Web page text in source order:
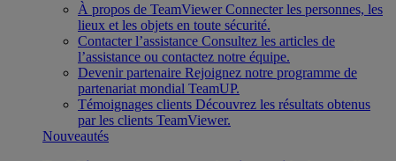
À propos de TeamViewer Connecter les personnes, les
lieux et les objets en toute sécurité.
Contacter l’assistance Consultez les articles de
l’assistance ou contactez notre équipe.
Devenir partenaire Rejoignez notre programme de
partenariat mondial TeamUP.
Témoignages clients Découvrez les résultats obtenus
par les clients TeamViewer.
Nouveautés